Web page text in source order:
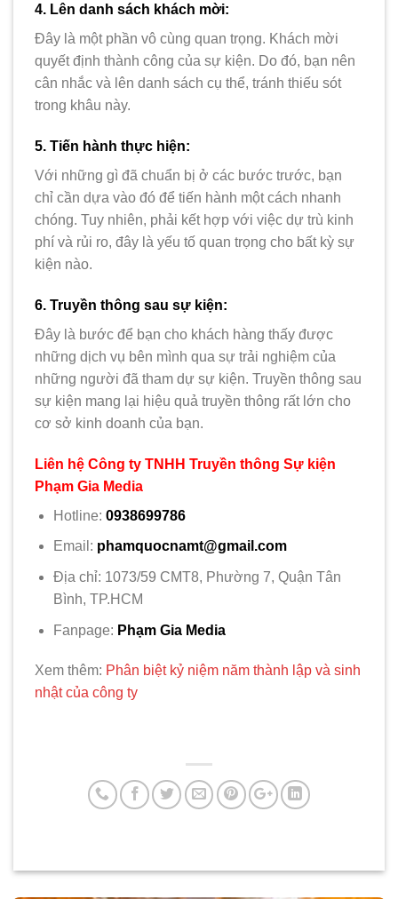
4. Lên danh sách khách mời:
Đây là một phần vô cùng quan trọng. Khách mời
quyết định thành công của sự kiện. Do đó, bạn nên
cân nhắc và lên danh sách cụ thể, tránh thiếu sót
trong khâu này.
5. Tiến hành thực hiện:
Với những gì đã chuẩn bị ở các bước trước, bạn
chỉ cần dựa vào đó để tiến hành một cách nhanh
chóng. Tuy nhiên, phải kết hợp với việc dự trù kinh
phí và rủi ro, đây là yếu tố quan trọng cho bất kỳ sự
kiện nào.
6. Truyền thông sau sự kiện:
Đây là bước để bạn cho khách hàng thấy được
những dịch vụ bên mình qua sự trải nghiệm của
những người đã tham dự sự kiện. Truyền thông sau
sự kiện mang lại hiệu quả truyền thông rất lớn cho
cơ sở kinh doanh của bạn.
Liên hệ Công ty TNHH Truyền thông Sự kiện
Phạm Gia Media
Hotline: 0938699786
Email: phamquocnamt@gmail.com
Địa chỉ: 1073/59 CMT8, Phường 7, Quận Tân
Bình, TP.HCM
Fanpage: Phạm Gia Media
Xem thêm: Phân biệt kỷ niệm năm thành lập và sinh
nhật của công ty